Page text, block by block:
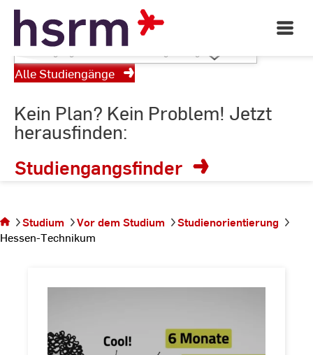
Skip
Content
Open
Main
Studiengang
wählen
oder
eingeben
Alle Studiengänge
Kein Plan? Kein Problem! Jetzt
herausfinden:
Studiengangsfinder
sich auf
der Seite
Studium Vor dem Studium
Studienorientierung
Hessen-Technikum